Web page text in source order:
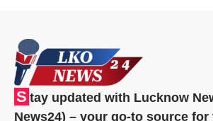
S tay updated with Lucknow
News24) – your go-to source for